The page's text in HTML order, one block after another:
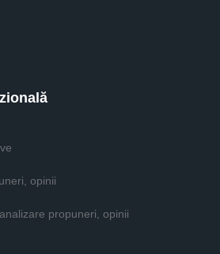
opinii
propuneri, opinii